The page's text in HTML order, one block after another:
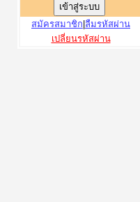
สมัครสมาชิก ลืมรหัสผ่าน
เปลี่ยนรหัสผ่าน